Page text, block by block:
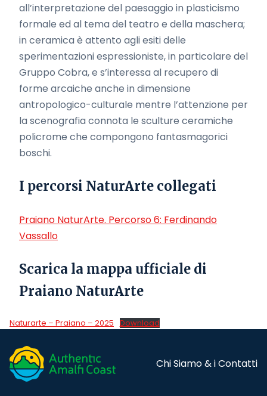
all’interpretazione del paesaggio in plasticismo
formale ed al tema del teatro e della maschera;
in ceramica è attento agli esiti delle
sperimentazioni espressioniste, in particolare del
Gruppo Cobra, e s’interessa al recupero di
forme arcaiche anche in dimensione
antropologico-culturale mentre l’attenzione per
la scenografia connota le sculture ceramiche
policrome che compongono fantasmagorici
boschi.
I percorsi NaturArte collegati
Praiano NaturArte. Percorso 6: Ferdinando
Vassallo
Scarica la mappa ufficiale di
Praiano NaturArte
Naturarte – Praiano – 2025 Download
Chi Siamo & i Contatti